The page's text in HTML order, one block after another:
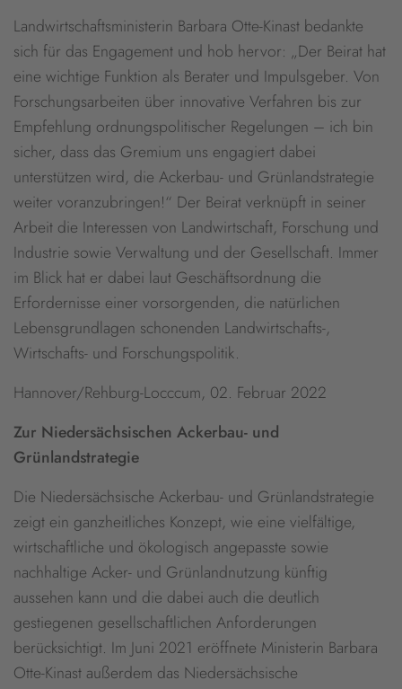
Landwirtschaftsministerin Barbara Otte-Kinast bedankte
sich für das Engagement und hob hervor: „Der Beirat hat
eine wichtige Funktion als Berater und Impulsgeber. Von
Forschungsarbeiten über innovative Verfahren bis zur
Empfehlung ordnungspolitischer Regelungen – ich bin
sicher, dass das Gremium uns engagiert dabei
unterstützen wird, die Ackerbau- und Grünlandstrategie
weiter voranzubringen!“ Der Beirat verknüpft in seiner
Arbeit die Interessen von Landwirtschaft, Forschung und
Industrie sowie Verwaltung und der Gesellschaft. Immer
im Blick hat er dabei laut Geschäftsordnung die
Erfordernisse einer vorsorgenden, die natürlichen
Lebensgrundlagen schonenden Landwirtschafts-,
Wirtschafts- und Forschungspolitik.
Hannover/Rehburg-Locccum, 02. Februar 2022
Zur Niedersächsischen Ackerbau- und
Grünlandstrategie
Die Niedersächsische Ackerbau- und Grünlandstrategie
zeigt ein ganzheitliches Konzept, wie eine vielfältige,
wirtschaftliche und ökologisch angepasste sowie
nachhaltige Acker- und Grünlandnutzung künftig
aussehen kann und die dabei auch die deutlich
gestiegenen gesellschaftlichen Anforderungen
berücksichtigt. Im Juni 2021 eröffnete Ministerin Barbara
Otte-Kinast außerdem das Niedersächsische